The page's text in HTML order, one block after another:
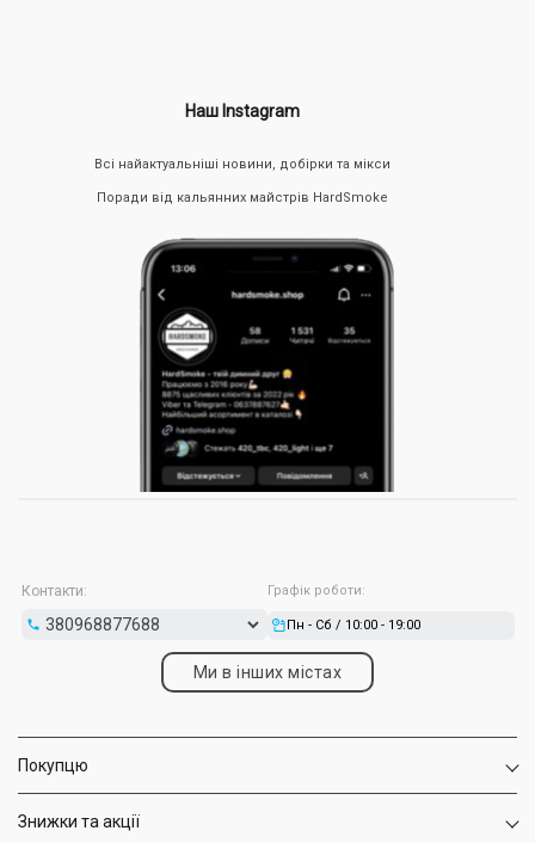
Наш Instagram
Всі найактуальніші новини, добірки та мікси
Поради від кальянних майстрів HardSmoke
Контакти: Графік роботи:
Пн - Сб / 10:00 - 19:00
Ми в інших містах
Покупцю
Знижки та акції